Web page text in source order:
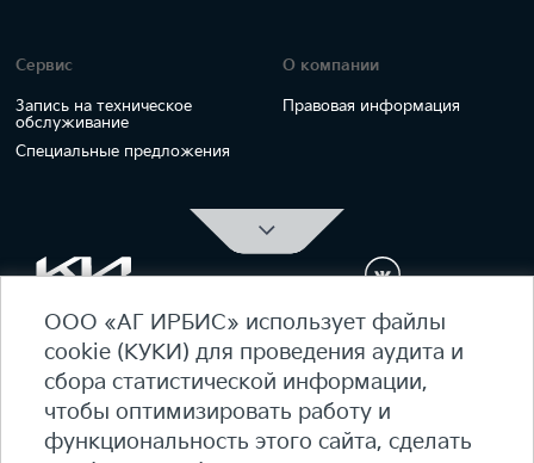
Сервис
Запись на техническое
обслуживание
Специальные предложения
О компании
Правовая информация
ОФИЦИАЛЬНЫЙ ДИЛЕР Kia Ирбис
ежедневно 09:00 - 21:00
7 (495) 476-39-64
ООО «АГ ИРБИС» использует файлы
cookie (КУКИ) для проведения аудита и
сбора статистической информации,
чтобы оптимизировать работу и
функциональность этого сайта, сделать